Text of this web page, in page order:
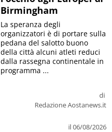
Birmingham
di
Redazione Aostanews.it
il 06/08/2026
La speranza degli
organizzatori è di portare sulla
pedana del salotto buono
della città alcuni atleti reduci
dalla rassegna continentale in
programma ...